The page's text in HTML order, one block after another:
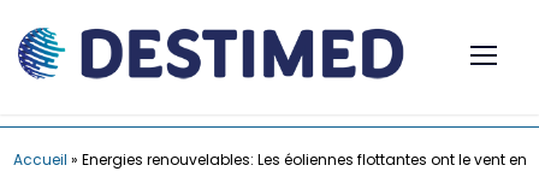
Accueil » Energies renouvelables: Les éoliennes flottantes ont le vent en